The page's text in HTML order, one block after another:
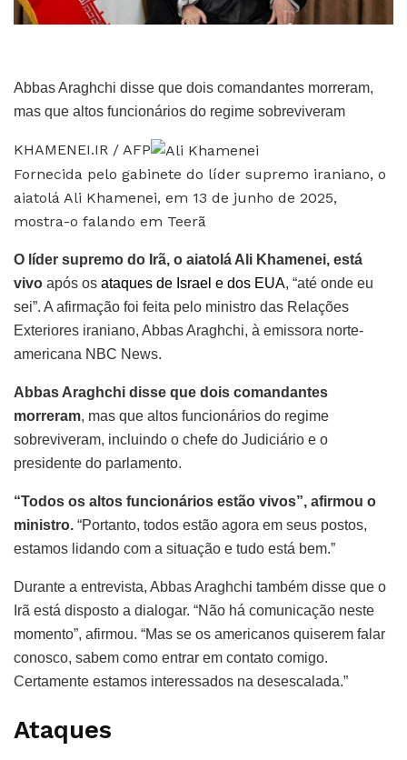
Abbas Araghchi disse que dois comandantes morreram,
mas que altos funcionários do regime sobreviveram
KHAMENEI.IR / AFP
Fornecida pelo gabinete do líder supremo iraniano, o
aiatolá Ali Khamenei, em 13 de junho de 2025,
mostra-o falando em Teerã
O líder supremo do Irã, o aiatolá Ali Khamenei, está
vivo após os ataques de Israel e dos EUA, “até onde eu
sei”. A afirmação foi feita pelo ministro das Relações
Exteriores iraniano, Abbas Araghchi, à emissora norte-
americana NBC News.
Abbas Araghchi disse que dois comandantes
morreram, mas que altos funcionários do regime
sobreviveram, incluindo o chefe do Judiciário e o
presidente do parlamento.
“Todos os altos funcionários estão vivos”, afirmou o
ministro. “Portanto, todos estão agora em seus postos,
estamos lidando com a situação e tudo está bem.”
Durante a entrevista, Abbas Araghchi também disse que o
Irã está disposto a dialogar. “Não há comunicação neste
momento”, afirmou. “Mas se os americanos quiserem falar
conosco, sabem como entrar em contato comigo.
Certamente estamos interessados ​​na desescalada.”
Ataques